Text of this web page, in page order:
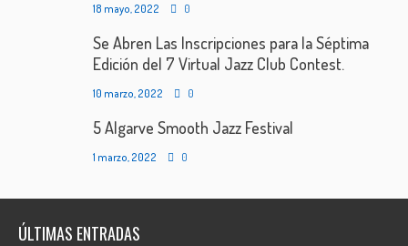
18 mayo, 2022 0
Se Abren Las Inscripciones para la Séptima
Edición del 7 Virtual Jazz Club Contest.
10 marzo, 2022 0
5 Algarve Smooth Jazz Festival
1 marzo, 2022 0
ÚLTIMAS ENTRADAS